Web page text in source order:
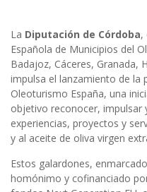
La Diputación de Córdoba,
Española de Municipios del
Badajoz, Cáceres, Granada,
impulsa el lanzamiento de la
Oleoturismo España, una
objetivo reconocer, impulsar
experiencias, proyectos y
y al aceite de oliva virgen
Estos galardones,
homónimo y cofinanciado